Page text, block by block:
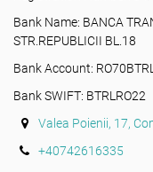
Bank Name: BANCA
STR.REPUBLICII BL.18
Bank Account:
Bank SWIFT: BTRLRO22
Valea Poienii, 17,
+40742616335